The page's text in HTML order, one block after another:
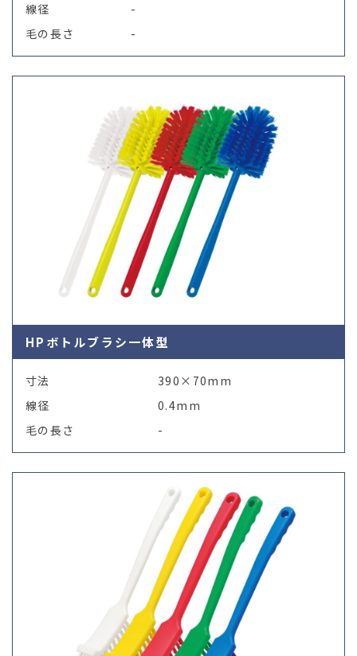
線径
-
毛の長さ
-
HPボトルブラシ一体型
寸法
390×70mm
線径
0.4mm
毛の長さ
-